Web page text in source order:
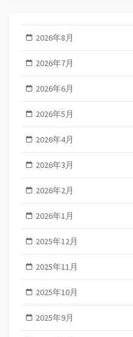
2026年8月
2026年7月
2026年6月
2026年5月
2026年4月
2026年3月
2026年2月
2026年1月
2025年12月
2025年11月
2025年10月
2025年9月